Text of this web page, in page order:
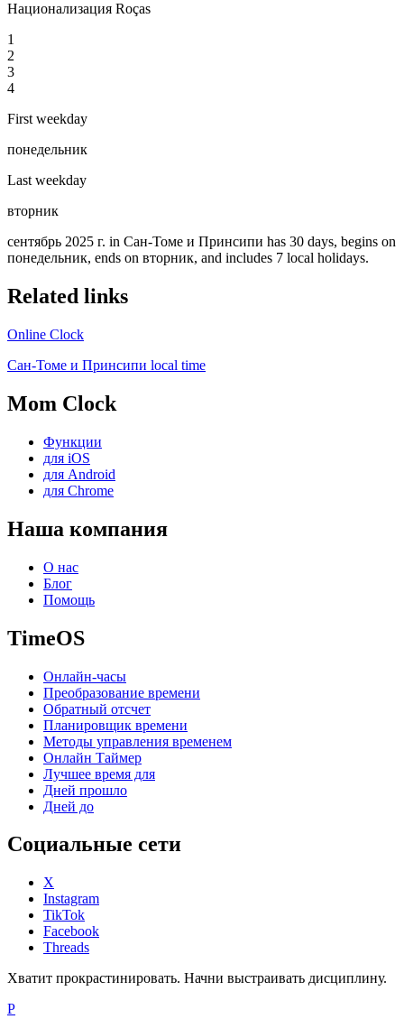
Национализация Roças
1
2
3
4
First weekday
понедельник
Last weekday
вторник
сентябрь 2025 г. in Сан-Томе и Принсипи has 30 days, begins on
понедельник, ends on вторник, and includes 7 local holidays.
Related links
Online Clock
Сан-Томе и Принсипи local time
Mom Clock
Функции
для iOS
для Android
для Chrome
Наша компания
О нас
Блог
Помощь
TimeOS
Онлайн-часы
Преобразование времени
Обратный отсчет
Планировщик времени
Методы управления временем
Онлайн Таймер
Лучшее время для
Дней прошло
Дней до
Социальные сети
X
Instagram
TikTok
Facebook
Threads
Хватит прокрастинировать. Начни выстраивать дисциплину.
P